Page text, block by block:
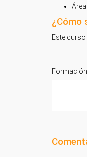
¿Cómo
Este